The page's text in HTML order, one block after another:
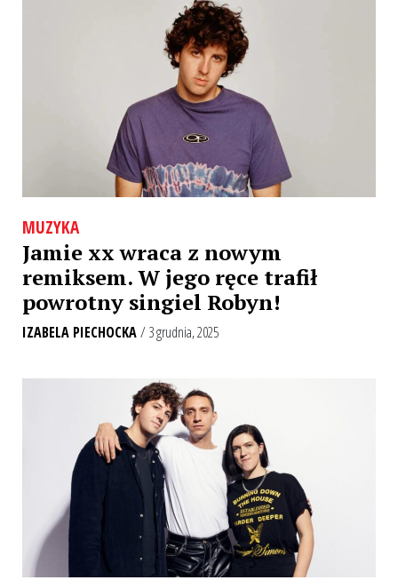
MUZYKA
Jamie xx wraca z nowym
remiksem. W jego ręce trafił
powrotny singiel Robyn!
IZABELA PIECHOCKA/ 3 grudnia, 2025